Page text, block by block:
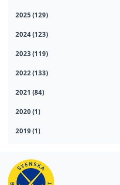
2025 (129)
2024 (123)
2023 (119)
2022 (133)
2021 (84)
2020 (1)
2019 (1)